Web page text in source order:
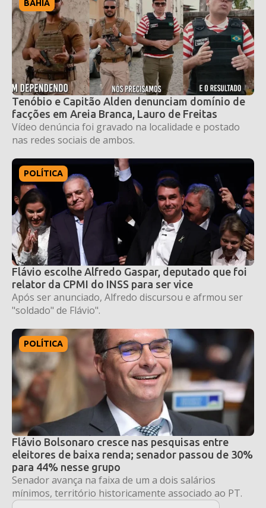
BAHIA
Tenóbio e Capitão Alden denunciam domínio de
facções em Areia Branca, Lauro de Freitas
Vídeo denúncia foi gravado na localidade e postado
nas redes sociais de ambos.
POLÍTICA
Flávio escolhe Alfredo Gaspar, deputado que foi
relator da CPMI do INSS para ser vice
Após ser anunciado, Alfredo discursou e afrmou ser
"soldado" de Flávio".
POLÍTICA
Flávio Bolsonaro cresce nas pesquisas entre
eleitores de baixa renda; senador passou de 30%
para 44% nesse grupo
Senador avança na faixa de um a dois salários
mínimos, território historicamente associado ao PT.